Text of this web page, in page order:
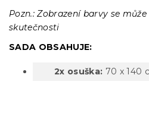
Pozn.: Zobrazení barvy se
skutečnosti
SADA OBSAHUJE:
2x osuška: 70 x 140